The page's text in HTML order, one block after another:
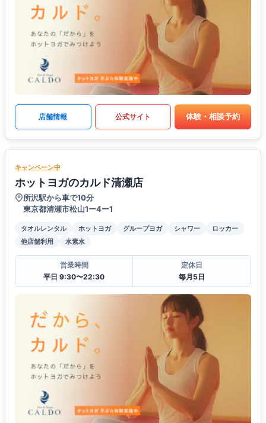
店舗情報 公式サイト 体験・相談予約
キャンペーン中
ホットヨガのカルド清瀬店
所沢駅から車で10分
東京都清瀬市松山1ー4ー1
タオルレンタル ホットヨガ グループヨガ シャワー
ロッカー
他店舗利用
水素水
営業時間
平日 9:30〜22:30
定休日
毎月5日